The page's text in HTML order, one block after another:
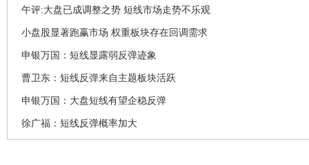
午评:大盘已成调整之势 短线市场走势不乐观
小盘股显著跑赢市场 权重板块存在回调需求
申银万国：短线显露弱反弹迹象
曹卫东：短线反弹来自主题板块活跃
申银万国：大盘短线有望企稳反弹
徐广福：短线反弹概率加大